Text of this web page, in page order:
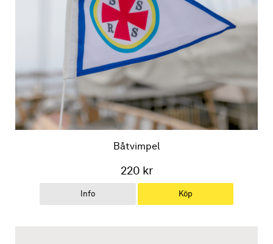
Båtvimpel
220 kr
Info Köp